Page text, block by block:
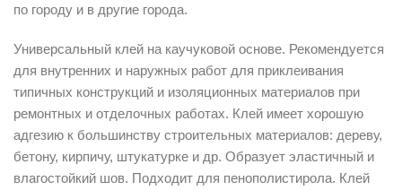
по городу и в другие города.
Универсальный клей на каучуковой основе. Рекомендуется
для внутренних и наружных работ для приклеивания
типичных конструкций и изоляционных материалов при
ремонтных и отделочных работах. Клей имеет хорошую
адгезию к большинству строительных материалов: дереву,
бетону, кирпичу, штукатурке и др. Образует эластичный и
влагостойкий шов. Подходит для пенополистирола. Клей